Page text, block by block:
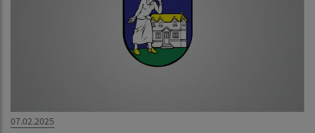
07.02.2025